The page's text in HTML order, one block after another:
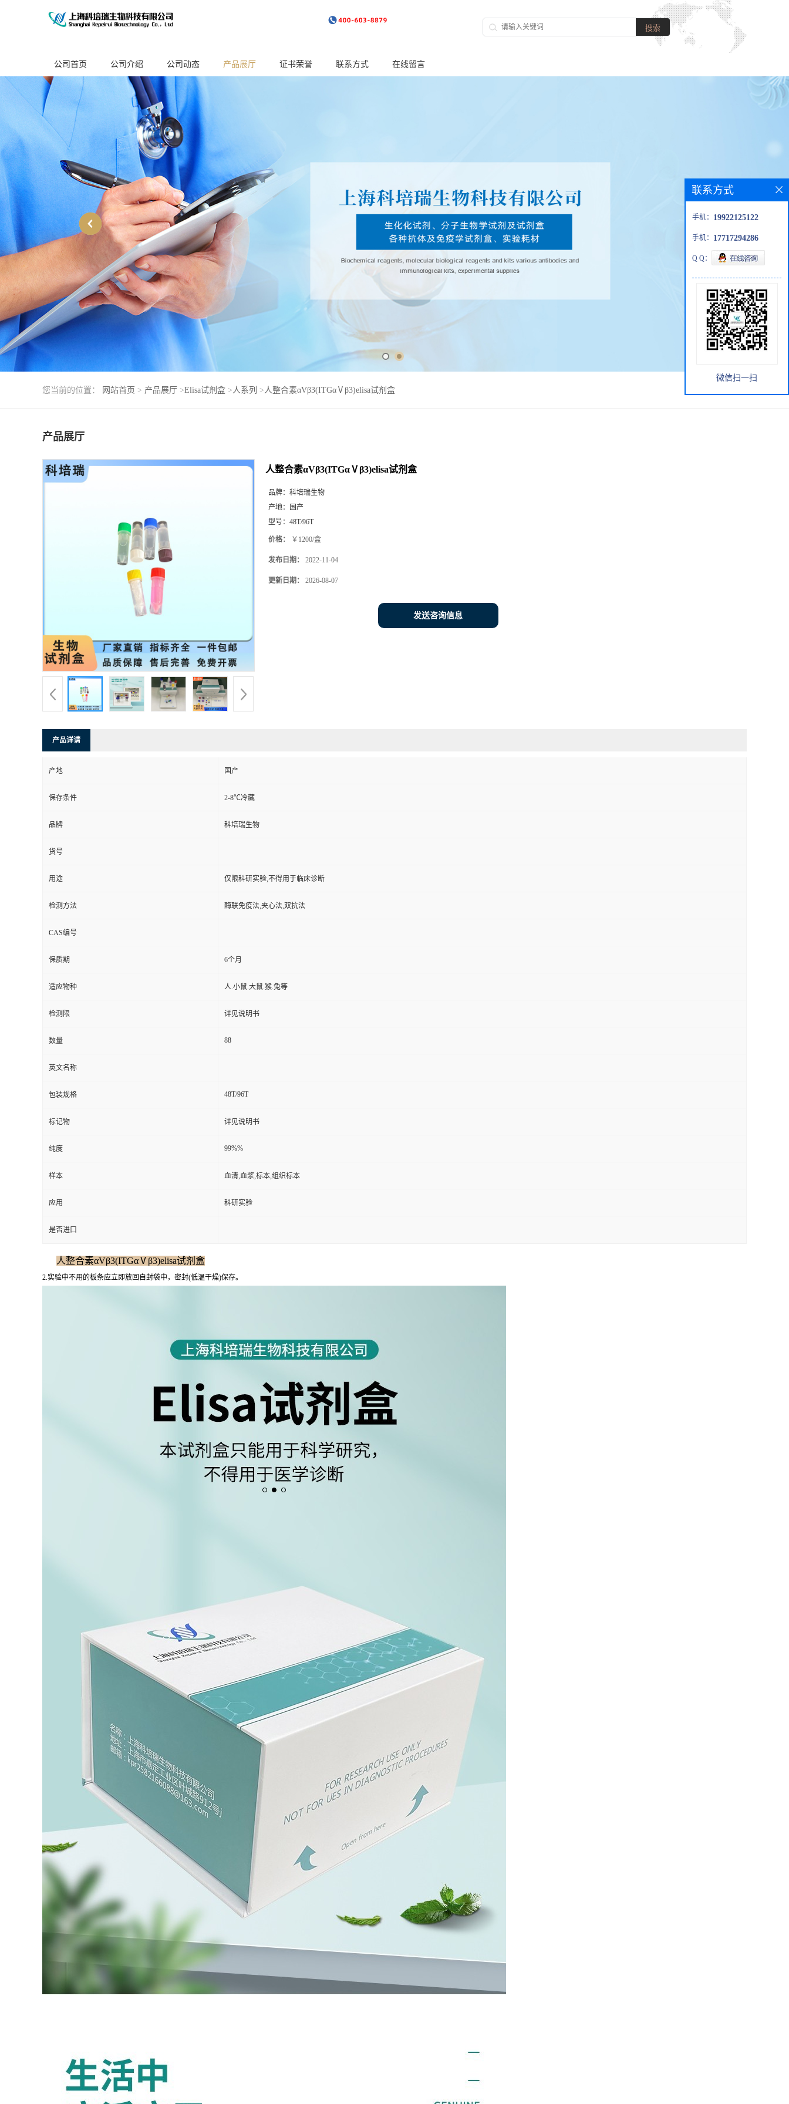
公司首页 公司介绍 公司动态 产品展厅 证书荣誉 联系方式 在线留言
您当前的位置： 网站首页 > 产品展厅 >Elisa试剂盒 > 人系列 > 人整合素αVβ3(ITGαⅤβ3)elisa试剂盒
产品展厅
人整合素αVβ3(ITGαⅤβ3)elisa试剂盒
品牌： 科培瑞生物
产地：
国产
型号： 48T/96T
价格： ￥1200/盒
发布日期： 2022-11-04
更新日期： 2026-08-07
发送咨询信息
产品详请
产地 国产
保存条件 2-8℃冷藏
品牌 科培瑞生物
货号
用途 仅限科研实验,不得用于临床诊断
检测方法 酶联免疫法,夹心法,双抗法
CAS编号
保质期 6个月
适应物种 人.小鼠.大鼠.猴.兔等
检测限 详见说明书
数量 88
英文名称
包装规格 48T/96T
标记物 详见说明书
纯度 99%%
样本 血清,血浆,标本,组织标本
应用 科研实验
是否进口
人整合素αVβ3(ITGαⅤβ3)elisa试剂盒
2.实验中不用的板条应立即放回自封袋中，密封(低温干燥)保存。
联系方式
手机： 19922125122
手机： 17717294286
Q Q：
微信扫一扫